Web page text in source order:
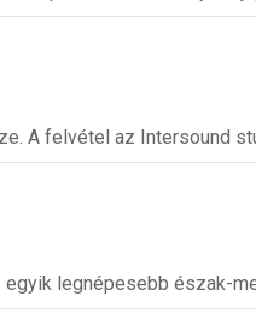
A felvétel az Intersound
legnépesebb észak-